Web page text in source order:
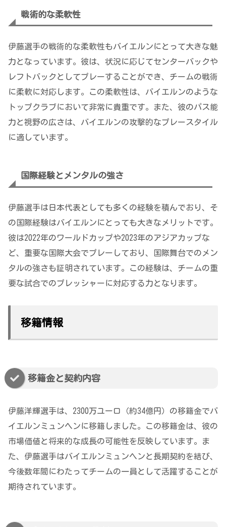
戦術的な柔軟性
伊藤選手の戦術的な柔軟性もバイエルンにとって大きな魅
力となっています。彼は、状況に応じてセンターバックや
レフトバックとしてプレーすることができ、チームの戦術
に柔軟に対応します。この柔軟性は、バイエルンのような
トップクラブにおいて非常に貴重です。また、彼のパス能
力と視野の広さは、バイエルンの攻撃的なプレースタイル
に適しています。
国際経験とメンタルの強さ
伊藤選手は日本代表としても多くの経験を積んでおり、そ
の国際経験はバイエルンにとっても大きなメリットです。
彼は2022年のワールドカップや2023年のアジアカップな
ど、重要な国際大会でプレーしており、国際舞台でのメン
タルの強さも証明されています。この経験は、チームの重
要な試合でのプレッシャーに対応する力となります。
移籍情報
移籍金と契約内容
伊藤洋輝選手は、2300万ユーロ（約34億円）の移籍金でバ
イエルンミュンヘンに移籍しました。この移籍金は、彼の
市場価値と将来的な成長の可能性を反映しています。ま
た、伊藤選手はバイエルンミュンヘンと長期契約を結び、
今後数年間にわたってチームの一員として活躍することが
期待されています。